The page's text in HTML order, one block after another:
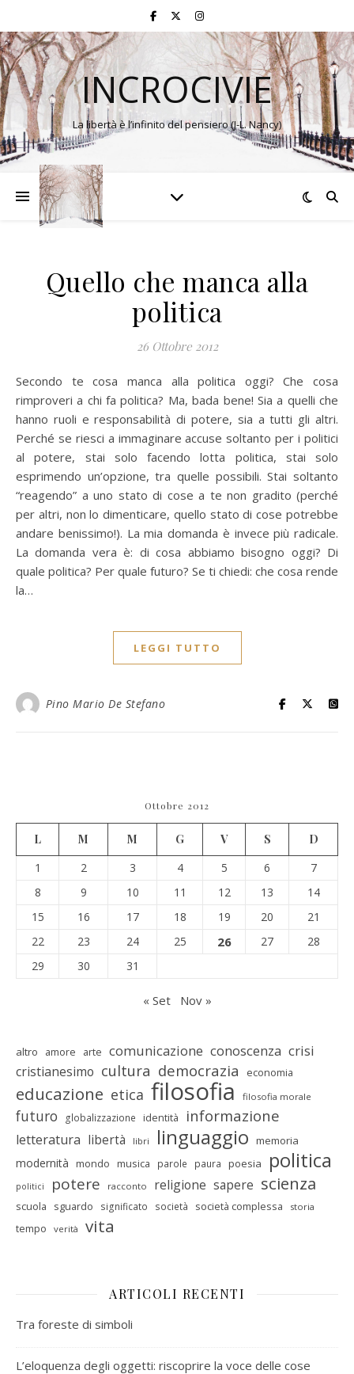
INCROCIVIE
La libertà è l’infinito del pensiero (J-L. Nancy)
Quello che manca alla
politica
26 Ottobre 2012
Secondo te cosa manca alla politica oggi? Che cosa
rimproveri a chi fa politica? Ma, bada bene! Sia a quelli che
hanno ruoli e responsabilità di potere, sia a tutti gli altri.
Perché se riesci a immaginare accuse soltanto per i politici
al potere, stai solo facendo lotta politica, stai solo
esprimendo un’opzione, tra quelle possibili. Stai soltanto
“reagendo” a uno stato di cose a te non gradito (perché
per altri, non lo dimenticare, quello stato di cose potrebbe
andare benissimo!). La mia domanda è invece più radicale.
La domanda vera è: di cosa abbiamo bisogno oggi? Di
quale politica? Per quale futuro? Se ti chiedi: che cosa rende
la…
LEGGI TUTTO
Pino Mario De Stefano
Ottobre 2012
L M M G V S
D
1
2 3 4 5 6
7
8
9 10 11 12 13
14
15
16 17 18 19 20
21
22
23 24 25 26 27
28
29
30 31
« Set Nov »
altro amore arte comunicazione conoscenza crisi
cristianesimo cultura democrazia economia
educazione etica filosofia filosofia morale
futuro globalizzazione identità informazione
letteratura libertà libri linguaggio memoria
modernità mondo musica parole paura poesia politica
politici potere racconto religione sapere scienza
scuola sguardo significato società società complessa storia
tempo verità vita
ARTICOLI RECENTI
Tra foreste di simboli
L’eloquenza degli oggetti: riscoprire la voce delle cose